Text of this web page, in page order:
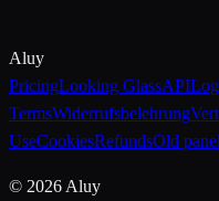
Aluy
PricingLooking GlassAPI
TermsWiderrufsbelehrung
UseCookiesRefundsOld panel
© 2026 Aluy